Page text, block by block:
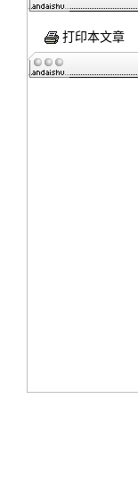
打印本文章